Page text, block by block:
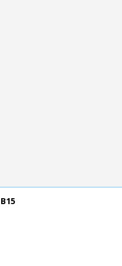
B15